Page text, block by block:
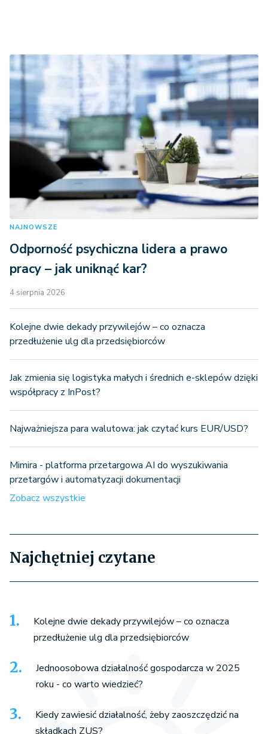
NAJNOWSZE
Odporność psychiczna lidera a prawo
pracy – jak uniknąć kar?
4 sierpnia 2026
Kolejne dwie dekady przywilejów – co oznacza
przedłużenie ulg dla przedsiębiorców
Jak zmienia się logistyka małych i średnich e-sklepów dzięki
współpracy z InPost?
Najważniejsza para walutowa: jak czytać kurs EUR/USD?
Mimira - platforma przetargowa AI do wyszukiwania
przetargów i automatyzacji dokumentacji
Zobacz wszystkie
Najchętniej czytane
Kolejne dwie dekady przywilejów – co oznacza
przedłużenie ulg dla przedsiębiorców
Jednoosobowa działalność gospodarcza w 2025
roku - co warto wiedzieć?
Kiedy zawiesić działalność, żeby zaoszczędzić na
składkach ZUS?